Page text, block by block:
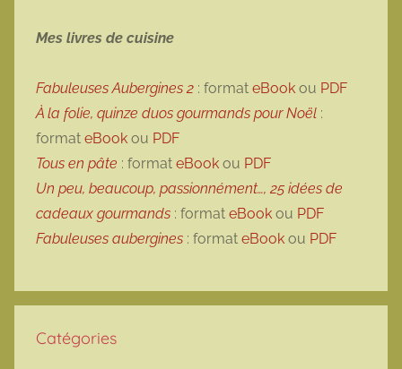
Mes livres de cuisine
Fabuleuses Aubergines 2 : format eBook ou PDF
À la folie, quinze duos gourmands pour Noël :
format eBook ou PDF
Tous en pâte : format eBook ou PDF
Un peu, beaucoup, passionnément…, 25 idées de
cadeaux gourmands : format eBook ou PDF
Fabuleuses aubergines : format eBook ou PDF
Catégories